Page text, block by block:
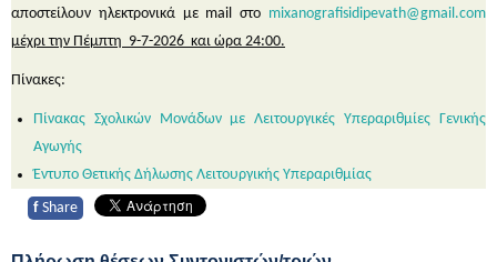
αποστείλουν ηλεκτρονικά με mail στο mixanografisidipevath@gmail .com
μέχρι την Πέμπτη 9-7-2026 και ώρα 24:00.
Πίνακες:
Πίνακας Σχολικών Μονάδων με Λειτουργικές Υπεραριθμίες Γενικής
Αγωγής
Έντυπο Θετικής Δήλωσης Λειτουργικής Υπεραριθμίας
f Share